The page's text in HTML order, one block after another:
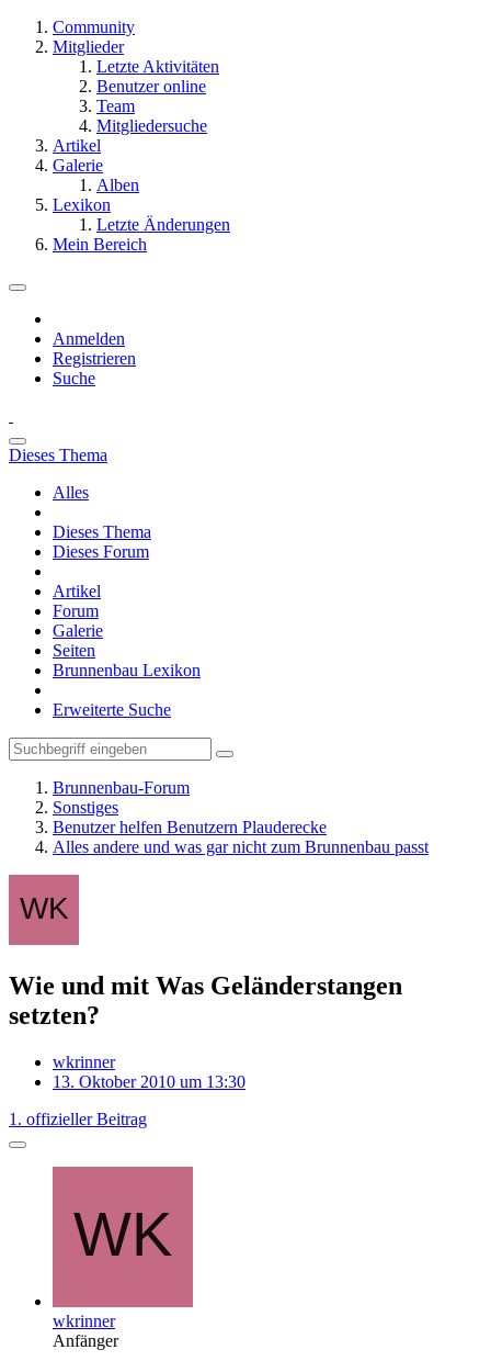
Community
Mitglieder
Letzte Aktivitäten
Benutzer online
Team
Mitgliedersuche
Artikel
Galerie
Alben
Lexikon
Letzte Änderungen
Mein Bereich
Anmelden
Registrieren
Suche
Dieses Thema
Alles
Dieses Thema
Dieses Forum
Artikel
Forum
Galerie
Seiten
Brunnenbau Lexikon
Erweiterte Suche
Brunnenbau-Forum
Sonstiges
Benutzer helfen Benutzern Plauderecke
Alles andere und was gar nicht zum Brunnenbau passt
Wie und mit Was Geländerstangen
setzten?
wkrinner
13. Oktober 2010 um 13:30
1. offizieller Beitrag
wkrinner
Anfänger